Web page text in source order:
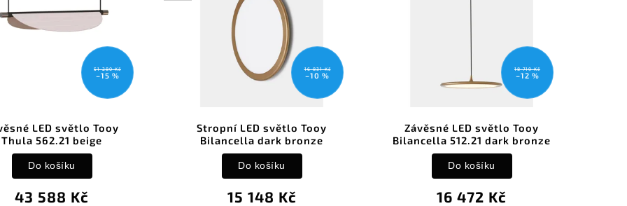
Stropní LED světlo Tooy
Bilancella dark bronze
Závěsné LED světlo Tooy
Bilancella 512.21 dark bronze
Závěsné LED světlo
Structure Pilar & Viga